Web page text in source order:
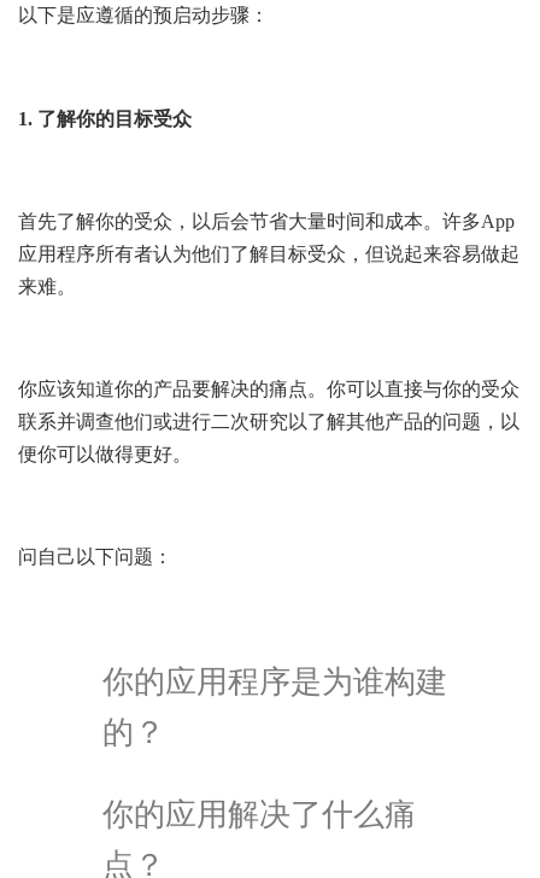
以下是应遵循的预启动步骤：
1. 了解你的目标受众
首先了解你的受众，以后会节省大量时间和成本。许多App
应用程序所有者认为他们了解目标受众，但说起来容易做起
来难。
你应该知道你的产品要解决的痛点。你可以直接与你的受众
联系并调查他们或进行二次研究以了解其他产品的问题，以
便你可以做得更好。
问自己以下问题：
你的应用程序是为谁构建
的？
你的应用解决了什么痛
点？